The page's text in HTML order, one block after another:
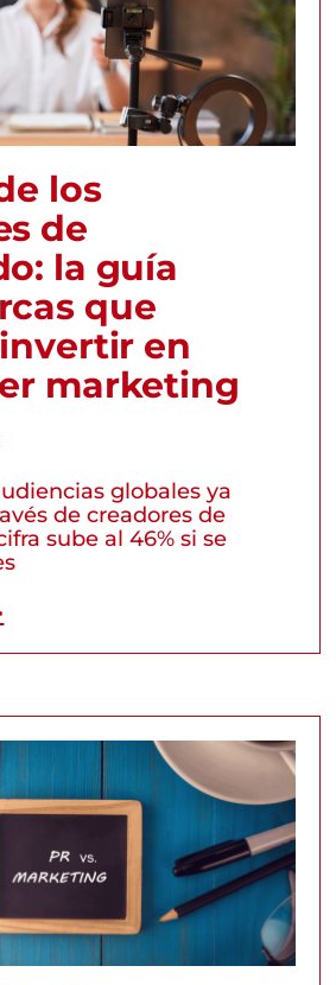
los
de
la guía
que
en
marketing
globales ya
de creadores de
sube al 46% si se